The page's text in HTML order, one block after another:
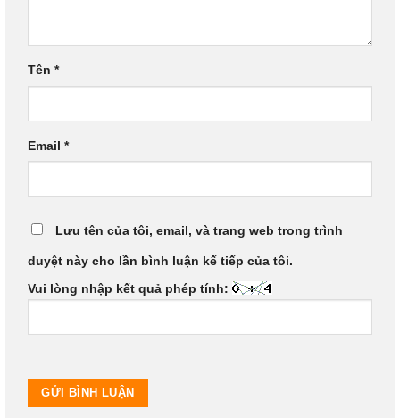
Tên *
Email *
Lưu tên của tôi, email, và trang web trong trình
duyệt này cho lần bình luận kế tiếp của tôi.
Vui lòng nhập kết quả phép tính: